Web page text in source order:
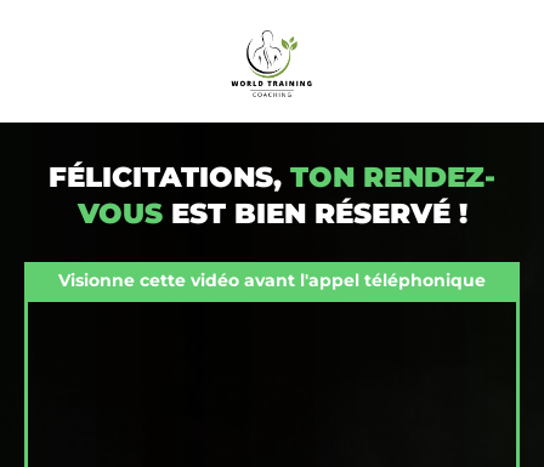
FÉLICITATIONS, TON RENDEZ-
VOUSEST BIEN RÉSERVÉ !
Visionne cette vidéo avant l'appel téléphonique